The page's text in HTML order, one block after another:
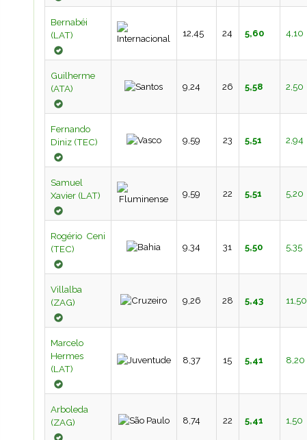
Bernabéi
(LAT)
12,45 24 5,60 4,10
Guilherme
(ATA)
9,24 26 5,58 2,50
Fernando
Diniz (TEC)
9,59 23 5,51 2,94
Samuel
Xavier (LAT)
9,59 22 5,51 5,20
Rogério Ceni
(TEC)
9,34 31 5,50 5,35
Villalba
(ZAG)
9,26 28 5,43 11,50
Marcelo
Hermes
(LAT)
8,37 15 5,41 8,20
Arboleda
(ZAG)
8,74 22 5,41 1,50